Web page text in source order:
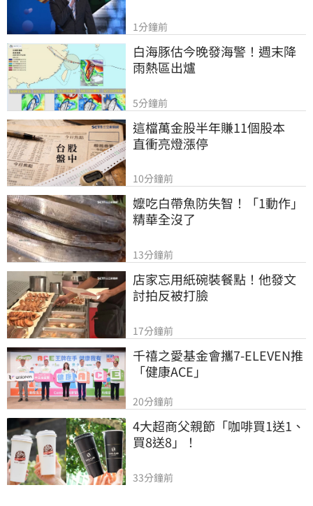
1分鐘前
白海豚估今晚發海警！週末降
雨熱區出爐
5分鐘前
這檔萬金股半年賺11個股本
直衝亮燈漲停
10分鐘前
嬤吃白帶魚防失智！「1動作」
精華全沒了
13分鐘前
店家忘用紙碗裝餐點！他發文
討拍反被打臉
17分鐘前
千禧之愛基金會攜7-ELEVEN推
「健康ACE」
20分鐘前
4大超商父親節「咖啡買1送1、
買8送8」！
33分鐘前